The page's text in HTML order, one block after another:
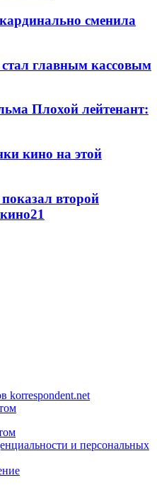
сменила
главным кассовым
Плохой лейтенант:
кино на этой
второй
21
korrespondent.net
и персональных